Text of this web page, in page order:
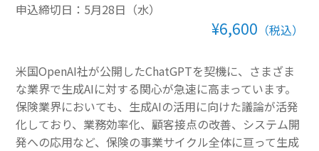
その他一般書籍
調査報告書・レポート
調査報告書
機関誌「損保総研レポート」
申込締切日：5月28日（水）
¥6,600 （税込）
米国OpenAI社が公開したChatGPTを契機に、さまざま
な業界で生成AIに対する関心が急速に高まっています。
保険業界においても、生成AIの活用に向けた議論が活発
化しており、業務効率化、顧客接点の改善、システム開
発への応用など、保険の事業サイクル全体に亘って生成